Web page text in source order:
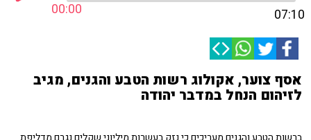
00:00 07:10
אסף צוער, אקולוג רשות הטבע והגנים, מגיב
לזיהום הנחל במדבר יהודה